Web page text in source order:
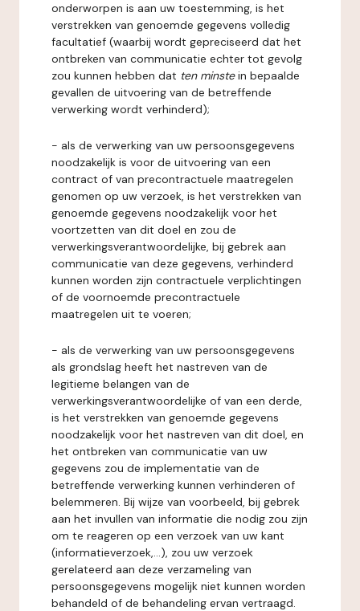
onderworpen is aan uw toestemming, is het
verstrekken van genoemde gegevens volledig
facultatief (waarbij wordt gepreciseerd dat het
ontbreken van communicatie echter tot gevolg
zou kunnen hebben dat ten minstein bepaalde
gevallen de uitvoering van de betreffende
verwerking wordt verhinderd);
- als de verwerking van uw persoonsgegevens
noodzakelijk is voor de uitvoering van een
contract of van precontractuele maatregelen
genomen op uw verzoek, is het verstrekken van
genoemde gegevens noodzakelijk voor het
voortzetten van dit doel en zou de
verwerkingsverantwoordelijke, bij gebrek aan
communicatie van deze gegevens, verhinderd
kunnen worden zijn contractuele verplichtingen
of de voornoemde precontractuele
maatregelen uit te voeren;
- als de verwerking van uw persoonsgegevens
als grondslag heeft het nastreven van de
legitieme belangen van de
verwerkingsverantwoordelijke of van een derde,
is het verstrekken van genoemde gegevens
noodzakelijk voor het nastreven van dit doel, en
het ontbreken van communicatie van uw
gegevens zou de implementatie van de
betreffende verwerking kunnen verhinderen of
belemmeren. Bij wijze van voorbeeld, bij gebrek
aan het invullen van informatie die nodig zou zijn
om te reageren op een verzoek van uw kant
(informatieverzoek,...), zou uw verzoek
gerelateerd aan deze verzameling van
persoonsgegevens mogelijk niet kunnen worden
behandeld of de behandeling ervan vertraagd.